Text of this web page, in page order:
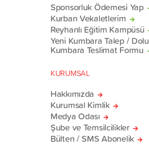
Sponsorluk Ödemesi Yap
Kurban Vekaletlerim
Reyhanlı Eğitim Kampüsü
Yeni Kumbara Talep / Dolu
Kumbara Teslimat Formu
KURUMSAL
Hakkımızda
Kurumsal Kimlik
Medya Odası
Şube ve Temsilcilikler
Bülten / SMS Abonelik